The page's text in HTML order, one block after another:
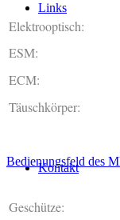
Links
Kontakt
Elektrooptisch:
ESM:
ECM:
Täuschkörper:
Bedienungsfeld des
Geschütze: